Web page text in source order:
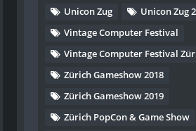
Unicon Zug
Unicon Zug
Vintage Computer Festival
Vintage Computer Festival
Zürich Gameshow 2018
Zürich Gameshow 2019
Zürich PopCon & Game Show